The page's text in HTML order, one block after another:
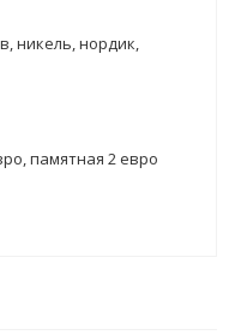
никель, нордик,
памятная 2 евро